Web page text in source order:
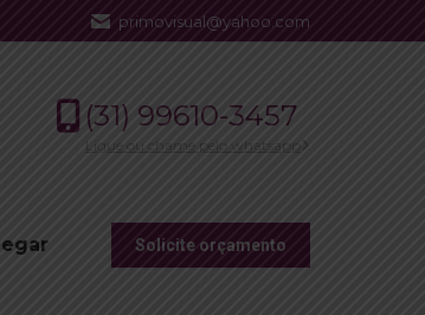
primovisual@yahoo.com
(31) 99610-3457
Ligue ou chame pelo whatsapp
Solicite orçamento